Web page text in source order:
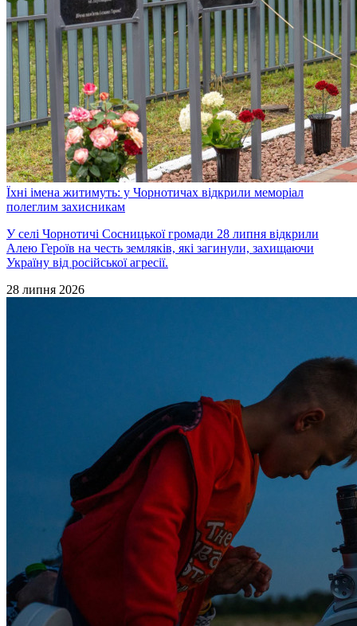
Їхні імена житимуть: у Чорнотичах відкрили меморіал
полеглим захисникам
У селі Чорнотичі Сосницької громади 28 липня відкрили
Алею Героїв на честь земляків, які загинули, захищаючи
Україну від російської агресії.
28 липня 2026